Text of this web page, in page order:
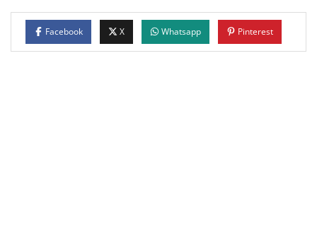
Facebook X Whatsapp Pinterest